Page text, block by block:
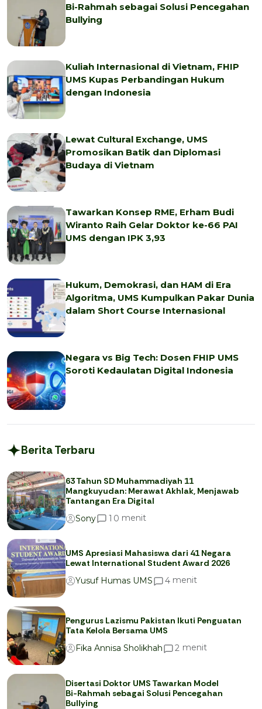
Bi-Rahmah sebagai Solusi Pencegahan
Bullying
Kuliah Internasional di Vietnam, FHIP
UMS Kupas Perbandingan Hukum
dengan Indonesia
Lewat Cultural Exchange, UMS
Promosikan Batik dan Diplomasi
Budaya di Vietnam
Tawarkan Konsep RME, Erham Budi
Wiranto Raih Gelar Doktor ke-66 PAI
UMS dengan IPK 3,93
Hukum, Demokrasi, dan HAM di Era
Algoritma, UMS Kumpulkan Pakar Dunia
dalam Short Course Internasional
Negara vs Big Tech: Dosen FHIP UMS
Soroti Kedaulatan Digital Indonesia
Berita Terbaru
63 Tahun SD Muhammadiyah 11
Mangkuyudan: Merawat Akhlak, Menjawab
Tantangan Era Digital
Sony
1 0 menit
UMS Apresiasi Mahasiswa dari 41 Negara
Lewat International Student Award 2026
Yusuf Humas UMS
4 menit
Pengurus Lazismu Pakistan Ikuti Penguatan
Tata Kelola Bersama UMS
Fika Annisa Sholikhah
2 menit
Disertasi Doktor UMS Tawarkan Model
Bi-Rahmah sebagai Solusi Pencegahan
Bullying